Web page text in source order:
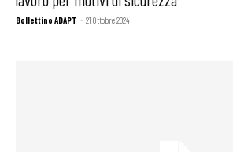
Bollettino ADAPT - 21 Ottobre 2024